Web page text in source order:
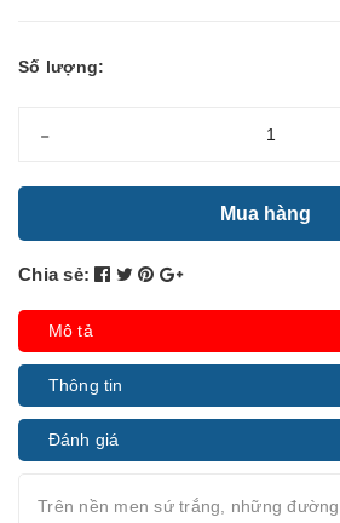
Số lượng:
-
Mua hàng
Chia sẻ:
Mô tả
Thông tin
Đánh giá
Trên nền men sứ trắng, những